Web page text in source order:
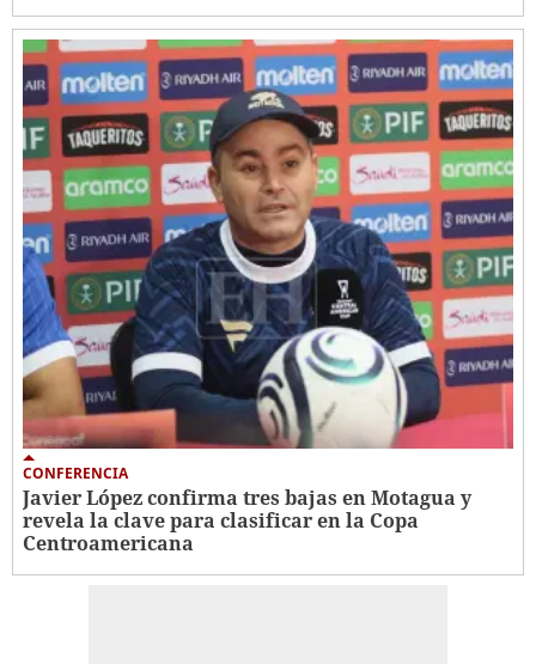
CONFERENCIA
Javier López confirma tres bajas en Motagua y
revela la clave para clasificar en la Copa
Centroamericana